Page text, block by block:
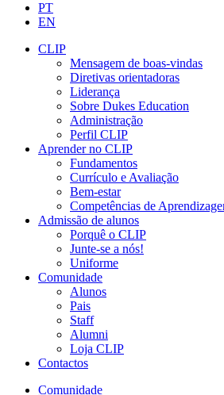
PT
EN
CLIP
Mensagem de boas-vindas
Diretivas orientadoras
Liderança
Sobre Dukes Education
Administração
Perfil CLIP
Aprender no CLIP
Fundamentos
Currículo e Avaliação
Bem-estar
Competências de
Admissão de alunos
Porquê o CLIP
Junte-se a nós!
Uniforme
Comunidade
Alunos
Pais
Staff
Alumni
Loja CLIP
Contactos
Comunidade